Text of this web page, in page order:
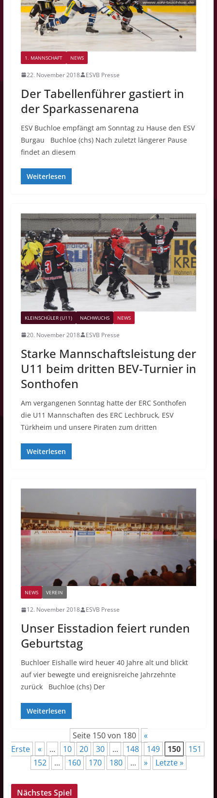
1. MANNSCHAFT NEWS
22. November 2018 ESVB Presse
Der Tabellenführer gastiert in
der Sparkassenarena
ESV Buchloe empfängt am Sonntag zu Hause den ESV
Burgau Buchloe (chs) Nach zuletzt längerer Pause
findet an diesem
Weiterlesen
KLEINSCHÜLER (U11) NACHWUCHS NEWS
20. November 2018 ESVB Presse
Starke Mannschaftsleistung der
U11 beim dritten BEV-Turnier in
Sonthofen
Am vergangenen Sonntag hatte der ERC Sonthofen
die U11 Mannschaften des ERC Lechbruck, ESV
Türkheim und unsere Piraten zum dritten
Weiterlesen
NEWS VEREIN
12. November 2018 ESVB Presse
Unser Eisstadion feiert runden
Geburtstag
Buchloer Eishalle wird heuer 40 Jahre alt und blickt
auf vier bewegte und ereignisreiche Jahrzehnte
zurück Buchloe (chs) Der
Weiterlesen
Seite 150 von 180
«
Erste
« ... 10 20 30 ... 148 149 150
151
152
... 160 170 180 ... » Letzte »
Nächstes Spiel